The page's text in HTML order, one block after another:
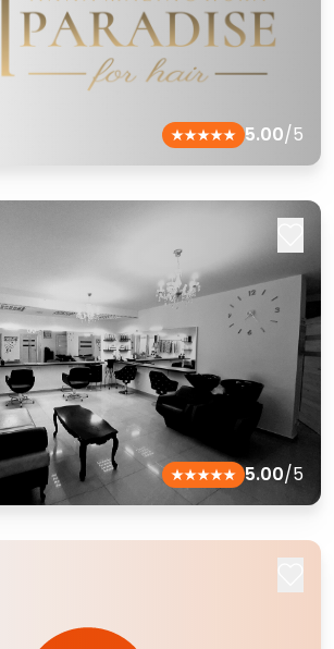
5.00/5
5.00/5